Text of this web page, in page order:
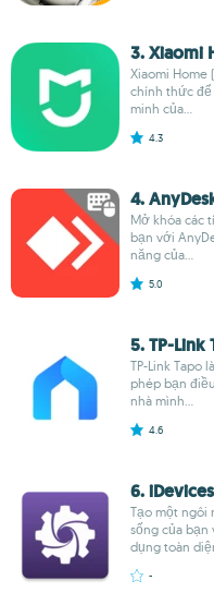
3. Xiaomi
Xiaomi Home
chính thức để
minh của...
4.3
4.
Mở khóa các
bạn với
năng của...
5.0
5. TP-Link
TP-Link Tapo
phép bạn
nhà mình...
4.6
6.
Tạo một ngôi
sống của
dụng toàn
-